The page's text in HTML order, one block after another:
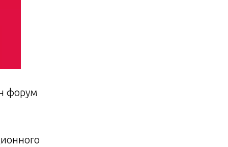
форум